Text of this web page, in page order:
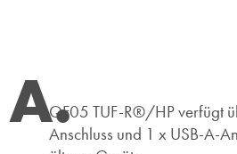
A.QF05 TUF-R®/HP verfügt
Anschluss und 1 x USB-A-